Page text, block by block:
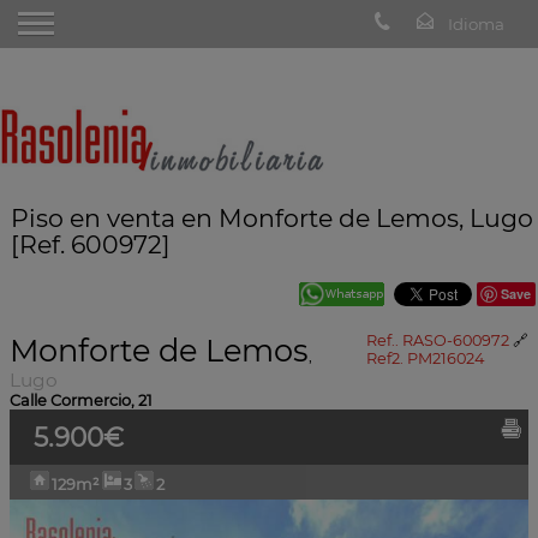
Piso en venta en Monforte de Lemos, Lugo
[Ref. 600972]
Save
Ref.. RASO-600972 🔗
Ref2. PM216024
Monforte de Lemos,
Lugo
Calle Cormercio, 21
5.900€
129m² 3 2